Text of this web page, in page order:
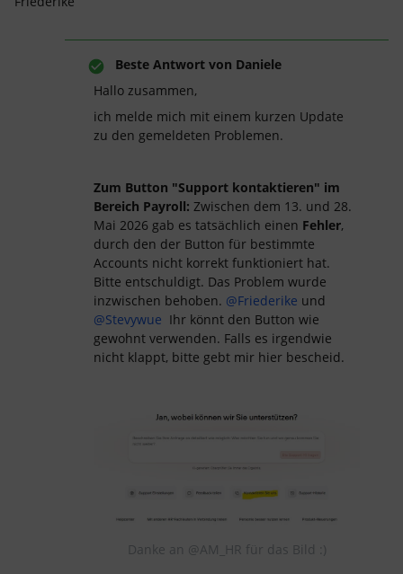
Beste Antwort von Daniele
Hallo zusammen,
ich melde mich mit einem kurzen Update
zu den gemeldeten Problemen.
Zum Button "Support kontaktieren" im
Bereich Payroll: Zwischen dem 13. und 28.
Mai 2026 gab es tatsächlich einen Fehler,
durch den der Button für bestimmte
Accounts nicht korrekt funktioniert hat.
Bitte entschuldigt. Das Problem wurde
inzwischen behoben. ​ @Friederike und ​
@Stevywue Ihr könnt den Button wie
gewohnt verwenden. Falls es irgendwie
nicht klappt, bitte gebt mir hier bescheid.
Danke an ​@AM_HR für das Bild :)